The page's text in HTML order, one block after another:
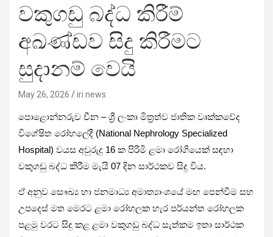
වකුගඩු බද්ධ කිරීම්
අඛණ්ඩව සිදු කිරීමට
සුදානම් වෙයි
May 26, 2026 iri news
පොළොන්නරුව චීන – ශ්‍රී ලංකා මිත්‍රත්ව ජාතික වෘක්කවේද
විශේෂිත රෝහලේදී (National Nephrology Specialized
Hospital) වයස අවුරුදු 16 ක පිරිමි ළමා රෝගියෙක් සඳහා
වකුගඩු බද්ධ කිරීම මැයි 07 දින සාර්ථකව සිදු විය.
ඒ අනුව සෞඛ්‍ය හා ජනමාධ්‍ය අමාත්‍යාංශයේ මඟ පෙන්වීම සහ
උපදෙස් මත මෙරට ළමා රෝහලක හැර පර්යන්ත රෝහලක
පළමු වරට සිදු කළ ළමා වකුගඩු බද්ධ සැත්කම ඉතා සාර්ථක